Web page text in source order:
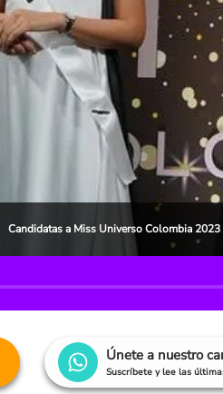
Candidatas a Miss Universo Colombia
Únete a nuestro
Suscríbete y lee las